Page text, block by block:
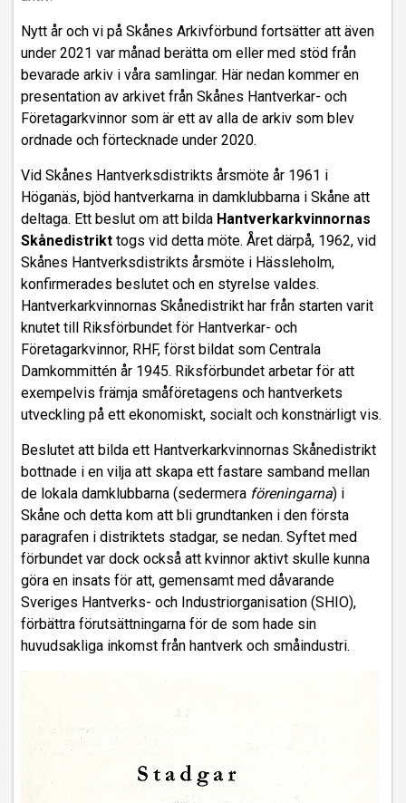
Nytt år och vi på Skånes Arkivförbund fortsätter att även
under 2021 var månad berätta om eller med stöd från
bevarade arkiv i våra samlingar. Här nedan kommer en
presentation av arkivet från Skånes Hantverkar- och
Företagarkvinnor som är ett av alla de arkiv som blev
ordnade och förtecknade under 2020.
Vid Skånes Hantverksdistrikts årsmöte år 1961 i
Höganäs, bjöd hantverkarna in damklubbarna i Skåne att
deltaga. Ett beslut om att bilda Hantverkarkvinnornas
Skånedistrikt togs vid detta möte. Året därpå, 1962, vid
Skånes Hantverksdistrikts årsmöte i Hässleholm,
konfirmerades beslutet och en styrelse valdes.
Hantverkarkvinnornas Skånedistrikt har från starten varit
knutet till Riksförbundet för Hantverkar- och
Företagarkvinnor, RHF, först bildat som Centrala
Damkommittén år 1945. Riksförbundet arbetar för att
exempelvis främja småföretagens och hantverkets
utveckling på ett ekonomiskt, socialt och konstnärligt vis.
Beslutet att bilda ett Hantverkarkvinnornas Skånedistrikt
bottnade i en vilja att skapa ett fastare samband mellan
de lokala damklubbarna (sedermera föreningarna) i
Skåne och detta kom att bli grundtanken i den första
paragrafen i distriktets stadgar, se nedan. Syftet med
förbundet var dock också att kvinnor aktivt skulle kunna
göra en insats för att, gemensamt med dåvarande
Sveriges Hantverks- och Industriorganisation (SHIO),
förbättra förutsättningarna för de som hade sin
huvudsakliga inkomst från hantverk och småindustri.